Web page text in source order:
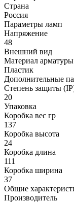
Страна
Россия
Параметры ламп
Напряжение
48
Внешний вид
Материал арматуры
Пластик
Дополнительные
Степень защиты
20
Упаковка
Коробка вес гр
137
Коробка высота
24
Коробка длина
111
Коробка ширина
37
Общие
Производитель